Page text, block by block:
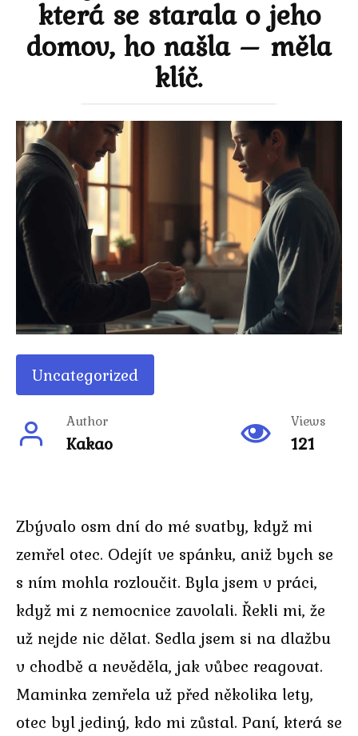
která se starala o jeho
domov, ho našla – měla
klíč.
Uncategorized
Author
Kakao
Views
121
Zbývalo osm dní do mé svatby, když mi
zemřel otec. Odejít ve spánku, aniž bych se
s ním mohla rozloučit. Byla jsem v práci,
když mi z nemocnice zavolali. Řekli mi, že
už nejde nic dělat. Sedla jsem si na dlažbu
v chodbě a nevěděla, jak vůbec reagovat.
Maminka zemřela už před několika lety,
otec byl jediný, kdo mi zůstal. Paní, která se